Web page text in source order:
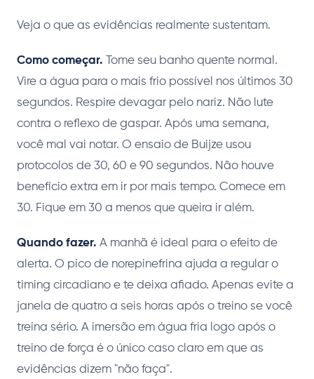
Veja o que as evidências realmente sustentam.
Como começar. Tome seu banho quente normal.
Vire a água para o mais frio possível nos últimos 30
segundos. Respire devagar pelo nariz. Não lute
contra o reflexo de gaspar. Após uma semana,
você mal vai notar. O ensaio de Buijze usou
protocolos de 30, 60 e 90 segundos. Não houve
benefício extra em ir por mais tempo. Comece em
30. Fique em 30 a menos que queira ir além.
Quando fazer. A manhã é ideal para o efeito de
alerta. O pico de norepinefrina ajuda a regular o
timing circadiano e te deixa afiado. Apenas evite a
janela de quatro a seis horas após o treino se você
treina sério. A imersão em água fria logo após o
treino de força é o único caso claro em que as
evidências dizem "não faça".